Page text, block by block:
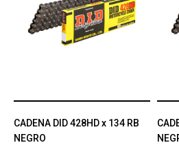
CADENA DID 428HD x 134 RB
NEGRO